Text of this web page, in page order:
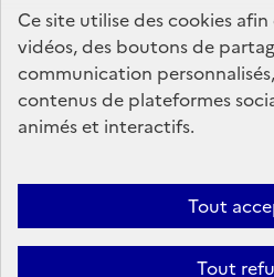
Ce site utilise des cookies
vidéos, des boutons de
communication
contenus de plateformes
animés et interactifs.
Tout
Tout
legifrance.gouv.fr
service-public.gouv.fr
Politique d’utilisation des témoins de